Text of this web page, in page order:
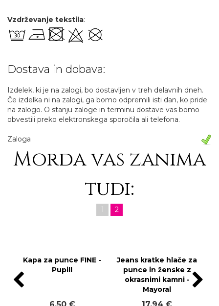
Vzdrževanje tekstila:
Dostava in dobava:
Izdelek, ki je na zalogi, bo dostavljen v treh delavnih dneh.
Če izdelka ni na zalogi, ga bomo odpremili isti dan, ko pride
na zalogo. O stanju zaloge in terminu dostave vas bomo
obvestili preko elektronskega sporočila ali telefona.
Zaloga
Morda vas zanima
tudi:
1 2